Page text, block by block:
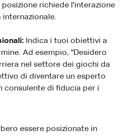
richiede l'interazione
internazionale.
Indica i tuoi obiettivi a
Ad esempio, "Desidero
nel settore dei giochi da
di diventare un esperto
consulente di fiducia per i
essere posizionate in